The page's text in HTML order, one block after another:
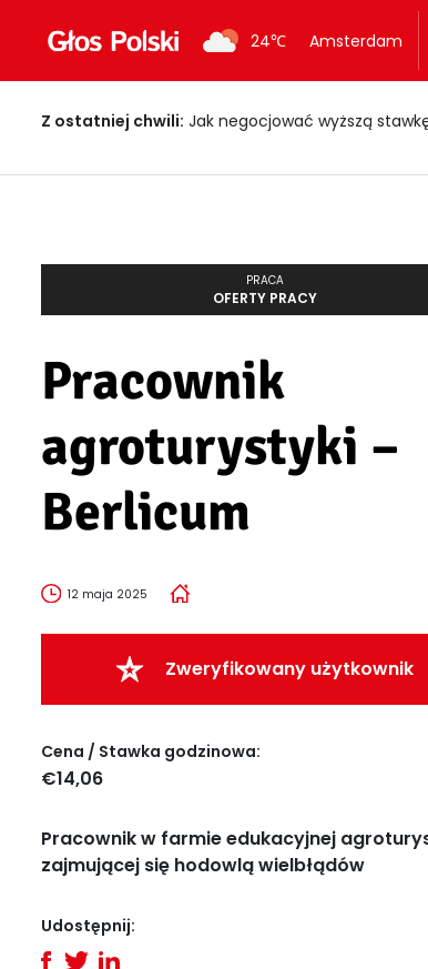
24℃ Amsterdam
Z ostatniej chwili: Jak negocjować wyższą
PRACA
OFERTY PRACY
Pracownik
agroturystyki –
Berlicum
12 maja 2025
Zweryfikowany użytkownik
Cena / Stawka godzinowa:
€14,06
Pracownik w farmie edukacyjnej
zajmującej się hodowlą wielbłądów
Udostępnij: